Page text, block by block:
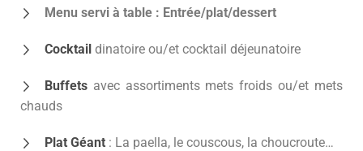
Menu servi à table : Entrée/plat/dessert
Cocktail dinatoire ou/et cocktail déjeunatoire
Buffets avec assortiments mets froids ou/et mets
chauds
Plat Géant : La paella, le couscous, la choucroute…